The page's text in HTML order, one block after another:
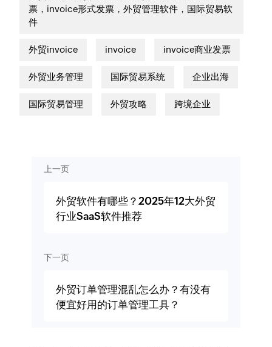
票，invoice形式发票，外贸管理软件，国际贸易软
件
外贸invoice invoice invoice商业发票
外贸业务管理 国际贸易系统 企业出海
国际贸易管理 外贸攻略 跨境企业
上一页
外贸软件有哪些？2025年12大外贸
行业SaaS软件推荐
下一页
外贸订单管理混乱怎么办？有没有
便宜好用的订单管理工具？